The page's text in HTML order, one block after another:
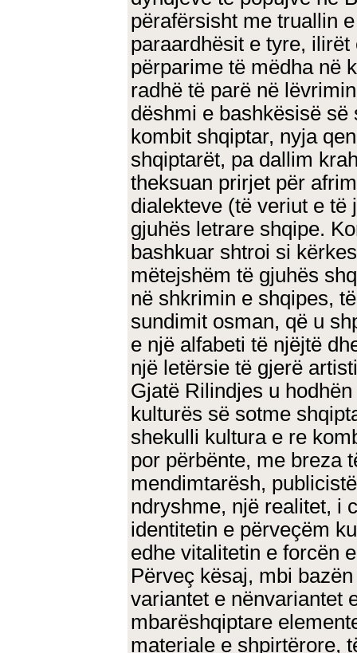
përafërsisht me truallin
paraardhësit e tyre,
përparime të mëdha në
radhë të parë në
dëshmi e bashkësisë
kombit shqiptar, nyja
shqiptarët, pa dallim
theksuan prirjet për
dialekteve (të veriut e të
gjuhës letrare shqipe.
bashkuar shtroi si
mëtejshëm të gjuhës
në shkrimin e shqipes,
sundimit osman, që u
e një alfabeti të njëjtë
një letërsie të gjerë
Gjatë Rilindjes u
kulturës së sotme
shekulli kultura e re
por përbënte, me breza
mendimtarësh,
ndryshme, një realitet, i
identitetin e përveçëm
edhe vitalitetin e forcën
Përveç kësaj, mbi
variantet e nënvariantet
mbarëshqiptare
materiale e shpirtërore,